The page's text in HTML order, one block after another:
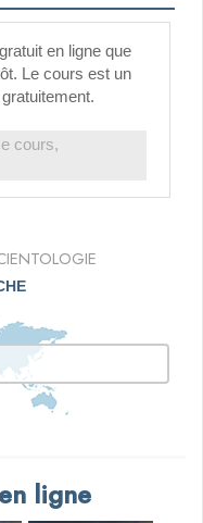
en ligne que
Le cours est un
cours,
ligne